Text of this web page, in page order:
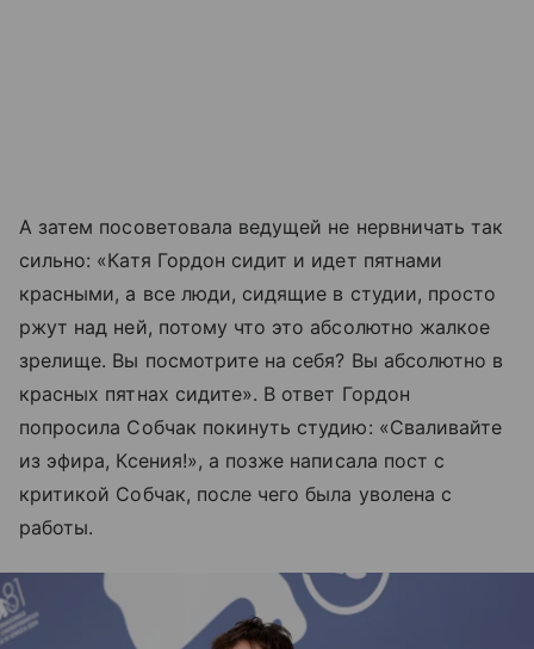
А затем посоветовала ведущей не нервничать так
сильно: «Катя Гордон сидит и идет пятнами
красными, а все люди, сидящие в студии, просто
ржут над ней, потому что это абсолютно жалкое
зрелище. Вы посмотрите на себя? Вы абсолютно в
красных пятнах сидите». В ответ Гордон
попросила Собчак покинуть студию: «Сваливайте
из эфира, Ксения!», а позже написала пост с
критикой Собчак, после чего была уволена с
работы.